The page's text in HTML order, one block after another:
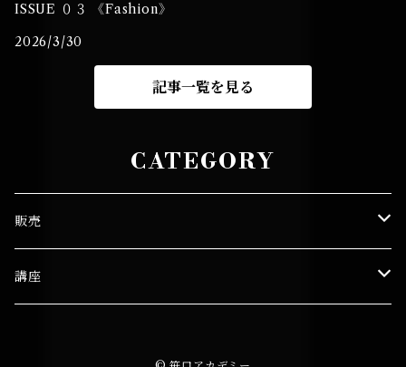
ISSUE ０３ 《Fashion》
2026/3/30
記事一覧を見る
CATEGORY
販売
笹口 悦民
講座